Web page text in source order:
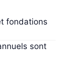
fondations
sont